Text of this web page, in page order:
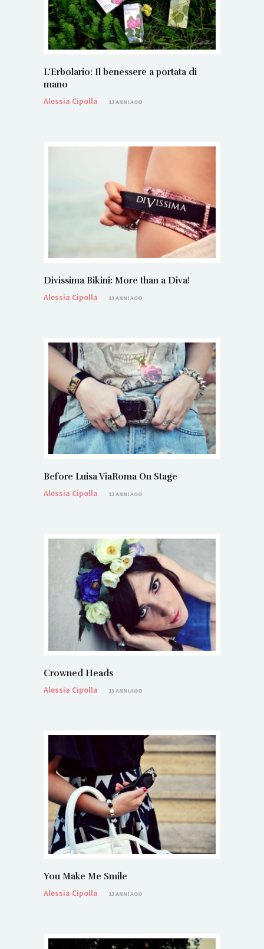
L’Erbolario: Il benessere a portata di
mano
Alessia Cipolla
13 ANNI AGO
Divissima Bikini: More than a Diva!
Alessia Cipolla
13 ANNI AGO
Before Luisa ViaRoma On Stage
Alessia Cipolla
13 ANNI AGO
Crowned Heads
Alessia Cipolla
13 ANNI AGO
You Make Me Smile
Alessia Cipolla
13 ANNI AGO